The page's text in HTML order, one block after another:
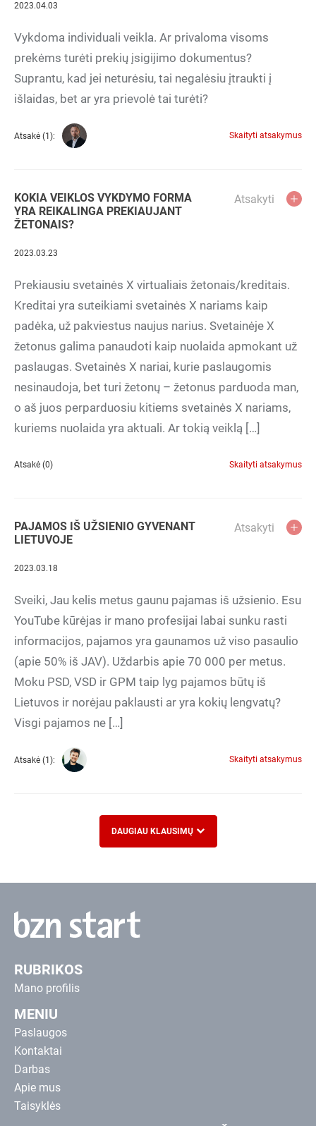
2023.04.03
Vykdoma individuali veikla. Ar privaloma visoms
prekėms turėti prekių įsigijimo dokumentus?
Suprantu, kad jei neturėsiu, tai negalėsiu įtraukti į
išlaidas, bet ar yra prievolė tai turėti?
Atsakė (1): Skaityti atsakymus
KOKIA VEIKLOS VYKDYMO FORMA
YRA REIKALINGA PREKIAUJANT
ŽETONAIS?
Atsakyti
2023.03.23
Prekiausiu svetainės X virtualiais žetonais/kreditais.
Kreditai yra suteikiami svetainės X nariams kaip
padėka, už pakviestus naujus narius. Svetainėje X
žetonus galima panaudoti kaip nuolaida apmokant už
paslaugas. Svetainės X nariai, kurie paslaugomis
nesinaudoja, bet turi žetonų – žetonus parduoda man,
o aš juos perparduosiu kitiems svetainės X nariams,
kuriems nuolaida yra aktuali. Ar tokią veiklą […]
Atsakė (0) Skaityti atsakymus
PAJAMOS IŠ UŽSIENIO GYVENANT
LIETUVOJE
Atsakyti
2023.03.18
Sveiki, Jau kelis metus gaunu pajamas iš užsienio. Esu
YouTube kūrėjas ir mano profesijai labai sunku rasti
informacijos, pajamos yra gaunamos už viso pasaulio
(apie 50% iš JAV). Uždarbis apie 70 000 per metus.
Moku PSD, VSD ir GPM taip lyg pajamos būtų iš
Lietuvos ir norėjau paklausti ar yra kokių lengvatų?
Visgi pajamos ne […]
Atsakė (1): Skaityti atsakymus
DAUGIAU KLAUSIMŲ
RUBRIKOS
Mano profilis
MENIU
Paslaugos
Kontaktai
Darbas
Apie mus
Taisyklės